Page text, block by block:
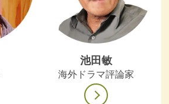
池田敏
海外ドラマ評論家